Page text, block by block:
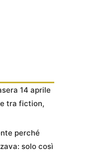
14 aprile
tra fiction,
perché
solo così